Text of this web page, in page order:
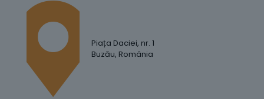
Piața Daciei, nr. 1
Buzău, România